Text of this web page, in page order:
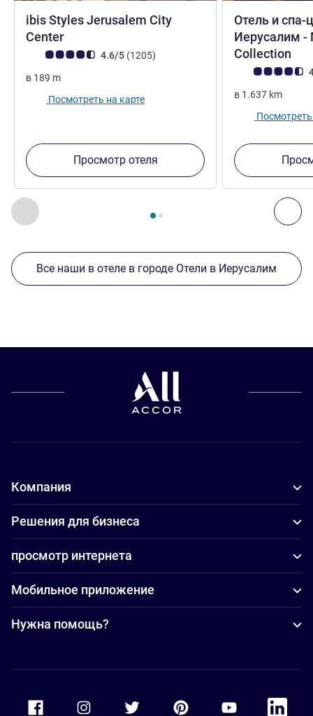
Назад - Другие отели поблизости
Страница , Другие отели поблизости 1 :, Другие
ibis Styles Jerusalem City
Center
Примечание: отзывы клиентов (Рейтинг ALL)
4.6/5 (1205Отзывов
)
в 189 m
Посмотреть на карте
Просмотр отеля
Отель и спа-
Иерусалим -
Collection
Примечание:
в 1.637 km
Посмотреть
Все наши в отеле в городе Отели в Иерусалим
Компания
Решения для бизнеса
просмотр интернета
Мобильное приложение
Нужна помощь?
Accor Facebook Accor TwitterAccor PinterestAccor Youtube
Accor